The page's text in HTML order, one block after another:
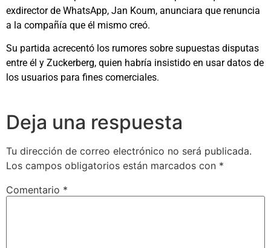
exdirector de WhatsApp, Jan Koum, anunciara que renuncia
a la compañía que él mismo creó.
Su partida acrecentó los rumores sobre supuestas disputas
entre él y Zuckerberg, quien habría insistido en usar datos de
los usuarios para fines comerciales.
Deja una respuesta
Tu dirección de correo electrónico no será publicada.
Los campos obligatorios están marcados con *
Comentario *